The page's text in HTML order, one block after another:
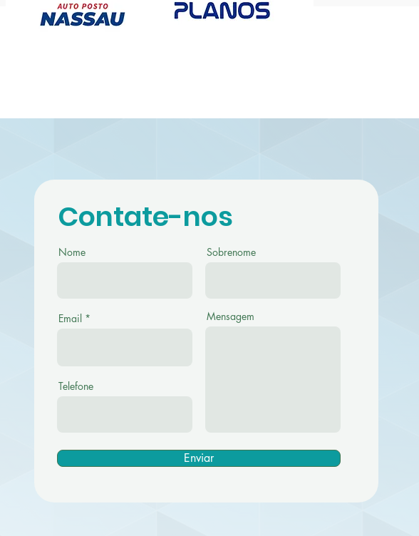
Contate-nos
Nome Sobrenome
Email
Telefone
Mensagem
Enviar